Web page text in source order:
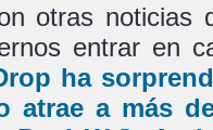
otras noticias
entrar en
ha
atrae a más